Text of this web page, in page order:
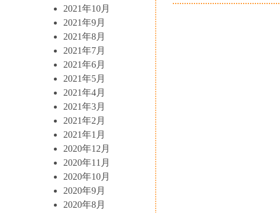
2021年10月
2021年9月
2021年8月
2021年7月
2021年6月
2021年5月
2021年4月
2021年3月
2021年2月
2021年1月
2020年12月
2020年11月
2020年10月
2020年9月
2020年8月